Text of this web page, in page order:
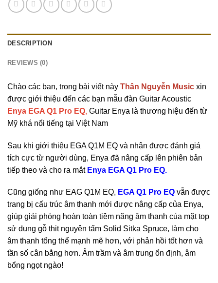
DESCRIPTION
REVIEWS (0)
Chào các bạn, trong bài viết này Thân Nguyễn Music xin
được giới thiệu đến các bạn mẫu đàn Guitar Acoustic
Enya EGA Q1 Pro EQ, Guitar Enya là thương hiệu đến từ
Mỹ khá nổi tiếng tại Việt Nam
Sau khi giới thiệu EGA Q1M EQ và nhận được đánh giá
tích cực từ người dùng, Enya đã nâng cấp lên phiên bản
tiếp theo và cho ra mắt Enya EGA Q1 Pro EQ.
Cũng giống như EAG Q1M EQ, EGA Q1 Pro EQ vẫn được
trang bị cấu trúc âm thanh mới được nâng cấp của Enya,
giúp giải phóng hoàn toàn tiềm năng âm thanh của mặt top
sử dụng gỗ thịt nguyên tấm Solid Sitka Spruce, làm cho
âm thanh tổng thể mạnh mẽ hơn, với phản hồi tốt hơn và
tần số cân bằng hơn. Âm trầm và âm trung ổn định, âm
bổng ngọt ngào!